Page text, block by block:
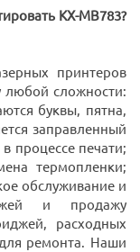
KX-MB783?
принтеров
любой сложности:
буквы, пятна,
заправленный
процессе печати;
термопленки;
обслуживание и
и продажу
расходных
ремонта. Наши